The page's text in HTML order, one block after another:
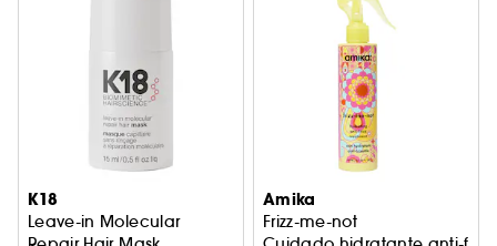
K18
Leave-in Molecular
Amika
Frizz-me-not